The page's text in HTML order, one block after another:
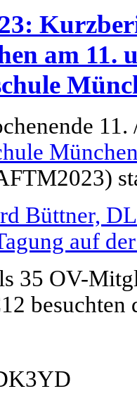
am 11.
Büttner,
auf
35 OV-
besuchten